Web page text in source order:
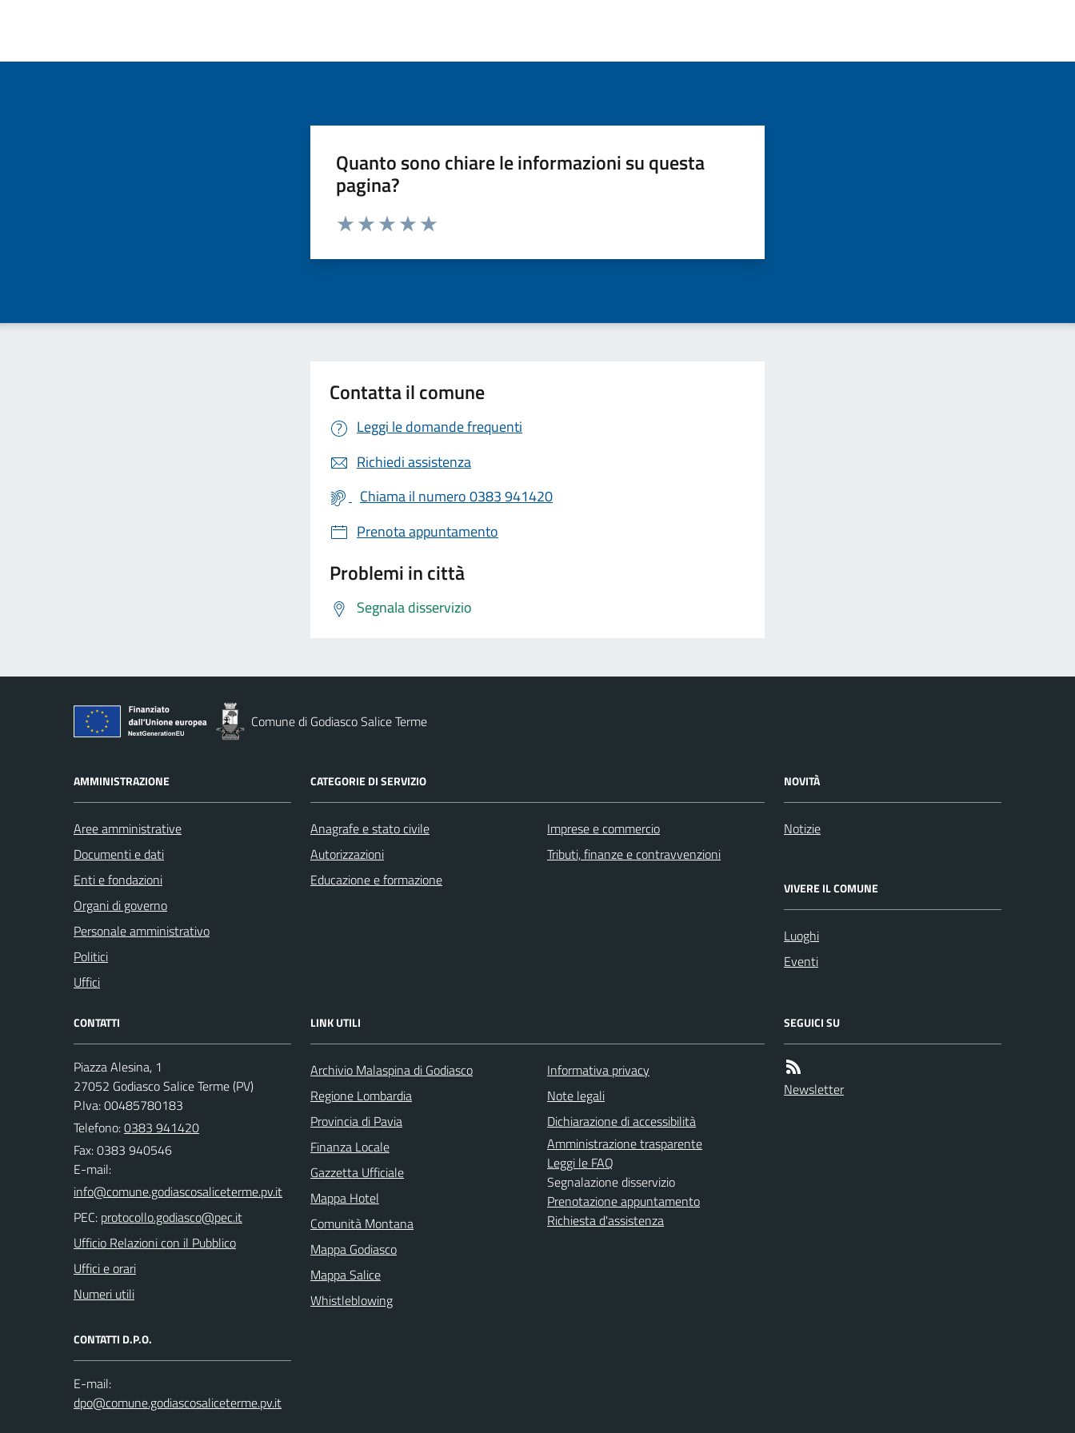
Quanto sono chiare le informazioni su questa
pagina?
Valuta da 1 a 5 stelle la pagina
Contatta il comune
Leggi le domande frequenti
Richiedi assistenza
Chiama il numero 0383 941420
Prenota appuntamento
Problemi in città
Segnala disservizio
Comune di Godiasco Salice Terme
AMMINISTRAZIONE
Aree amministrative
Documenti e dati
Enti e fondazioni
Organi di governo
Personale amministrativo
Politici
Uffici
CATEGORIE DI SERVIZIO
Anagrafe e stato civile
Autorizzazioni
Educazione e formazione
Imprese e commercio
Tributi, finanze e contravvenzioni
NOVITÀ
Notizie
VIVERE IL COMUNE
Luoghi
Eventi
CONTATTI
Piazza Alesina, 1
27052 Godiasco Salice Terme (PV)
P.Iva: 00485780183
Telefono:0383 941420
Fax: 0383 940546
E-mail:
PEC:
Ufficio Relazioni con il Pubblico
Uffici e orari
Numeri utili
CONTATTI D.P.O.
E-mail:
LINK UTILI
Archivio Malaspina di Godiasco
Regione Lombardia
Provincia di Pavia
Finanza Locale
Gazzetta Ufficiale
Mappa Hotel
Comunità Montana
Mappa Godiasco
Mappa Salice
Whistleblowing
Informativa privacy
Note legali
Dichiarazione di accessibilità
Amministrazione trasparente
Leggi le FAQ
Segnalazione disservizio
Prenotazione appuntamento
Richiesta d'assistenza
SEGUICI SU
Newsletter